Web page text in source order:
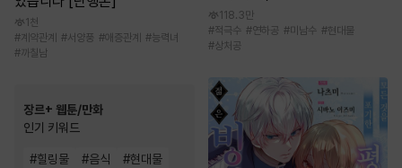
1천
# 계약관계 #서양풍 #애증관계 #능력녀
#까칠남
장르+ 웹툰/만화
인기 키워드
#힐링물 #음식 #현대물
118.3만
#적극수 #연하공 #미남수 #현대물
#상처공